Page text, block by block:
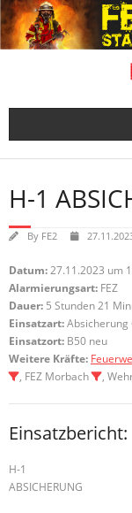
Skip
to
content
H-1
By FE2
Datum:27.11.2023 um
Alarmierungsart: FEZ
Dauer: 5 Stunden 21
Einsatzart:
Einsatzort: B50 neu
Weitere Kräfte:
, FEZ Morbach
,
Einsatzbericht:
H-1
ABSICHERUNG